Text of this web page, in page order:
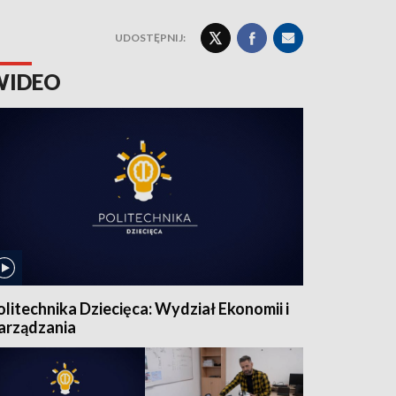
UDOSTĘPNIJ:
Dziecięca: Wydział Ekonomii i